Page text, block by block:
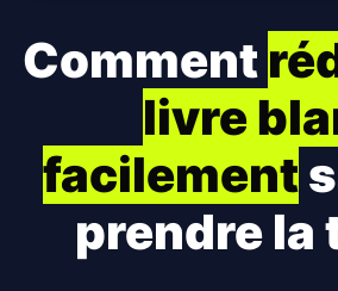
Comment
livre
facilement
prendre la